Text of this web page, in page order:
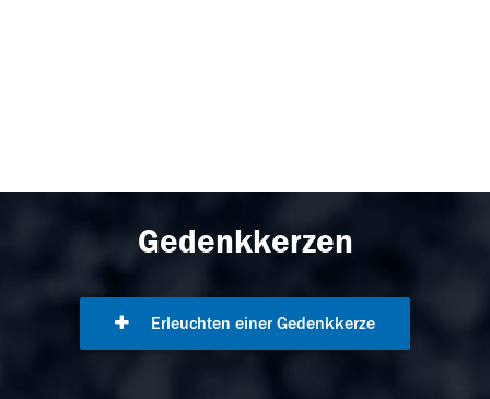
Gedenkkerzen
Erleuchten einer Gedenkkerze